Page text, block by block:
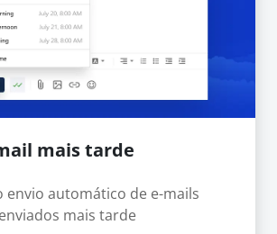
mais tarde
envio automático de e-mails
mais tarde